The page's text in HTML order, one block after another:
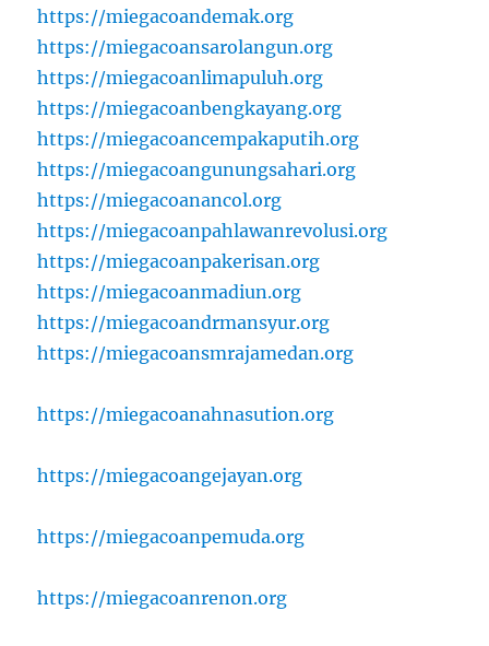
https://miegacoandemak.org
https://miegacoansarolangun.org
https://miegacoanlimapuluh.org
https://miegacoanbengkayang.org
https://miegacoancempakaputih.org
https://miegacoangunungsahari.org
https://miegacoanancol.org
https://miegacoanpahlawanrevolusi.org
https://miegacoanpakerisan.org
https://miegacoanmadiun.org
https://miegacoandrmansyur.org
https://miegacoansmrajamedan.org
https://miegacoanahnasution.org
https://miegacoangejayan.org
https://miegacoanpemuda.org
https://miegacoanrenon.org